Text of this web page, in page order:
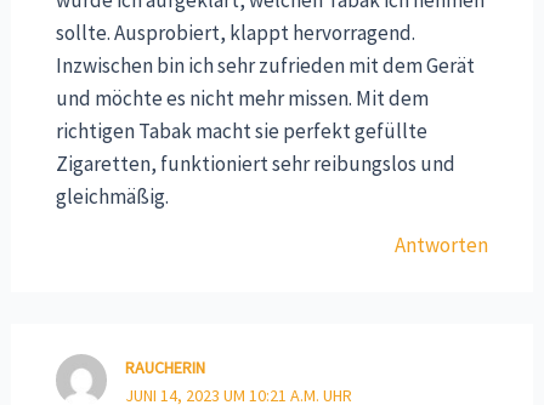
sollte. Ausprobiert, klappt hervorragend.
Inzwischen bin ich sehr zufrieden mit dem Gerät
und möchte es nicht mehr missen. Mit dem
richtigen Tabak macht sie perfekt gefüllte
Zigaretten, funktioniert sehr reibungslos und
gleichmäßig.
Antworten
RAUCHERIN
JUNI 14, 2023 UM 10:21 A.M. UHR